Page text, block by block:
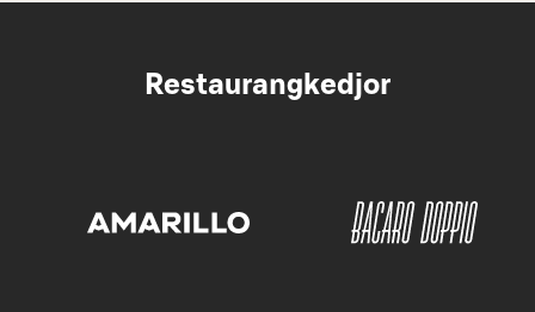
Restaurangkedjor